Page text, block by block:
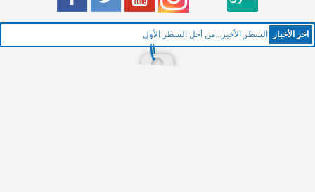
اخر اﻷخبار السطر الأخير...من أجل السطر الأول